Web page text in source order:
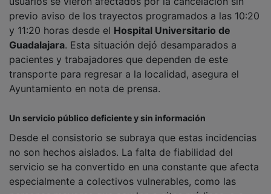
previo aviso de los trayectos programados a las 10:20
y 11:20 horas desde elHospital Universitario de
Guadalajara. Esta situación dejó desamparados a
pacientes y trabajadores que dependen de este
transporte para regresar a la localidad, asegura el
Ayuntamiento en nota de prensa.
no son hechos aislados. La falta de fiabilidad del
servicio se ha convertido en una constante que afecta
especialmente a colectivos vulnerables, como las
personas mayores que acuden a citas médicas, o a